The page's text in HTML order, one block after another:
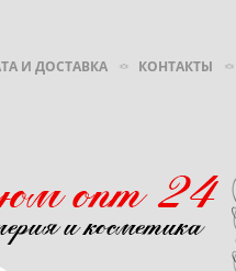
И ДОСТАВКА
КОНТАКТЫ